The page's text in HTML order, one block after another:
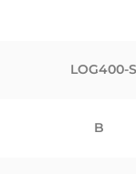
LOG400-
B